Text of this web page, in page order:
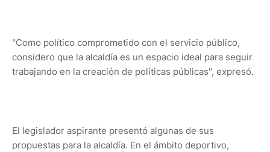
"Como político comprometido con el servicio público,
considero que la alcaldía es un espacio ideal para seguir
trabajando en la creación de políticas públicas", expresó.
El legislador aspirante presentó algunas de sus
propuestas para la alcaldía. En el ámbito deportivo,